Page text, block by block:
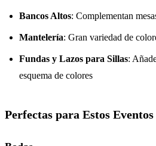
Bancos Altos: Complementan
Mantelería: Gran variedad de
Fundas y Lazos para Sillas:
esquema de colores
Perfectas para Estos Eventos